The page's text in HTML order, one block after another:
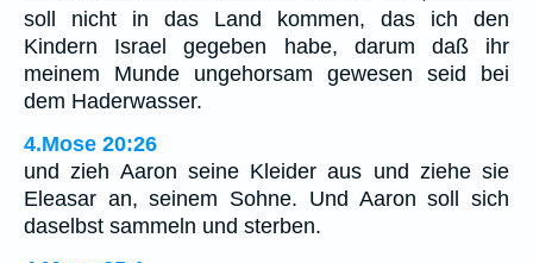
soll nicht in das Land kommen, das ich den
Kindern Israel gegeben habe, darum daß ihr
meinem Munde ungehorsam gewesen seid bei
dem Haderwasser.
4.Mose 20:26
und zieh Aaron seine Kleider aus und ziehe sie
Eleasar an, seinem Sohne. Und Aaron soll sich
daselbst sammeln und sterben.